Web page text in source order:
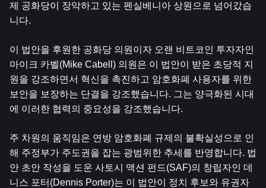
제 공화당이 장악하고 있는 펜실베니아 상원으로 넘어갔습
니다.
이 법안을 후원한 공화당 의원이자 오랜 비트코인 ​​투자자인
마이크 카벨(Mike Cabell) 의원은 이 법안이 받은 초당적 지
원을 강조하면서 혁신을 촉진하고 암호화폐 사용자를 위한
보안을 보장하는 단결을 강조했습니다. 그는 양극화된 시대
에 이러한 협력의 중요성을 강조했습니다.
주 차원의 움직임은 연방 암호화폐 규제의 불확실성으로 인
해 주정부가 주도권을 잡는 광범위한 추세를 반영합니다. 법
안 초안 작성을 도운 사토시 액션 펀드(SAF)의 창립자인 데
니스 포터(Dennis Porter)는 이 법안이 정치 후보와 유권자